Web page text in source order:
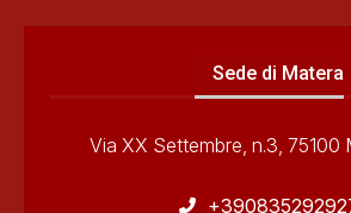
Sede di Matera
Via XX Settembre, n.3, 75100